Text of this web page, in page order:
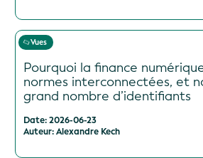
Vues
Pourquoi la finance
normes interconnectées, et
grand nombre d’identifiants
Date: 2026-06-23
Auteur: Alexandre Kech